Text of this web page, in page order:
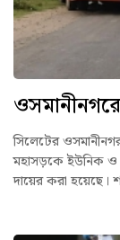
সিলেটের
মহাসড়কে ইউনিক ও
দায়ের করা